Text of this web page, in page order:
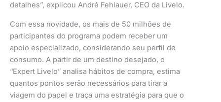
detalhes”, explicou André Fehlauer, CEO da Livelo.
Com essa novidade, os mais de 50 milhões de
participantes do programa podem receber um
apoio especializado, considerando seu perfil de
consumo. A partir de um destino desejado, o
“Expert Livelo” analisa hábitos de compra, estima
quantos pontos serão necessários para tirar a
viagem do papel e traça uma estratégia para que o